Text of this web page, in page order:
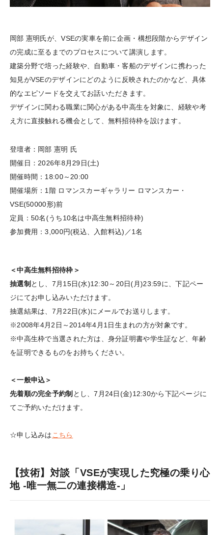
岡部 憲明氏が、VSEの実車を前に企画・構想段階からデザイン
の完成に至るまでのプロセスについて講演します。
建築分野で培った経験や、自動車・客船のデザインに携わった
知見がVSEのデザインにどのように反映されたのかなど、具体
的なエピソードを交えてお話いただきます。
デザインに関わる職業に関心がある中高生を対象に、経験や考
え方に直接触れる機会として、無料招待枠を設けます。
登壇者：岡部 憲明 氏
開催日：2026年8月29日(土)
開催時間：18:00～20:00
開催場所：1階 ロマンスカーギャラリー ロマンスカー・
VSE(50000形)前
定員：50名(うち10名は中高生無料招待枠)
参加費用：3,000円(税込、入館料込)／1名
＜中高生無料招待枠＞
抽選制 とし、7月15日(水)12:30～20日(月)23:59に、下記ペー
ジにてお申し込みいただけます。
抽選結果は、7月22日(水)にメールでお送りします。
※2008年4月2日～2014年4月1日生まれの方が対象です。
※中高生枠で当選された方は、身分証明書や学生証など、年齢
を証明できるものをお持ちください。
＜一般申込＞
先着順の完全予約制 とし、7月24日(金)12:30から下記ページに
てご予約いただけます。
☆申し込みは こちら
【技術】対談「VSEが実現した究極の乗り心
地 -唯一無二の連接構造-」